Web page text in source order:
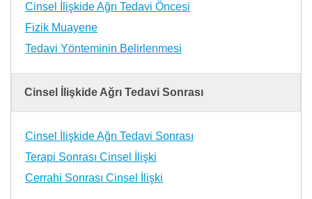
Cinsel İlişkide Ağrı Tedavi Öncesi
Fizik Muayene
Tedavi Yönteminin Belirlenmesi
Cinsel İlişkide Ağrı Tedavi Sonrası
Cinsel İlişkide Ağrı Tedavi Sonrası
Terapi Sonrası Cinsel İlişki
Cerrahi Sonrası Cinsel İlişki